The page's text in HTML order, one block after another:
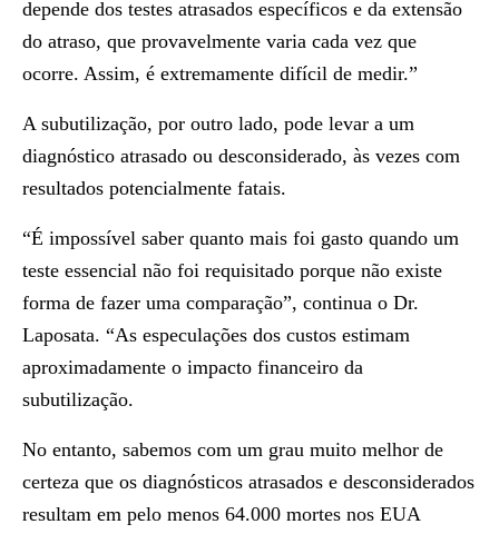
depende dos testes atrasados específicos e da extensão
do atraso, que provavelmente varia cada vez que
ocorre. Assim, é extremamente difícil de medir.”
A subutilização, por outro lado, pode levar a um
diagnóstico atrasado ou desconsiderado, às vezes com
resultados potencialmente fatais.
“É impossível saber quanto mais foi gasto quando um
teste essencial não foi requisitado porque não existe
forma de fazer uma comparação”, continua o Dr.
Laposata. “As especulações dos custos estimam
aproximadamente o impacto financeiro da
subutilização.
No entanto, sabemos com um grau muito melhor de
certeza que os diagnósticos atrasados e desconsiderados
resultam em pelo menos 64.000 mortes nos EUA